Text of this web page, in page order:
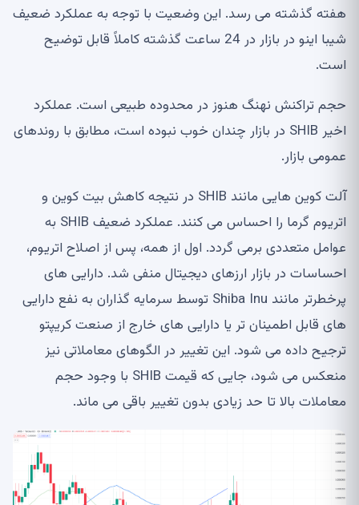
هفته گذشته می رسد. این وضعیت با توجه به عملکرد ضعیف
شیبا اینو در بازار در 24 ساعت گذشته کاملاً قابل توضیح
است.
حجم تراکنش نهنگ هنوز در محدوده طبیعی است. عملکرد
اخیر SHIB در بازار چندان خوب نبوده است، مطابق با روندهای
عمومی بازار.
آلت کوین هایی مانند SHIB در نتیجه کاهش بیت کوین و
اتریوم گرما را احساس می کنند. عملکرد ضعیف SHIB به
عوامل متعددی برمی گردد. اول از همه، پس از اصلاح اتریوم،
احساسات در بازار ارزهای دیجیتال منفی شد. دارایی های
پرخطرتر مانند Shiba Inu توسط سرمایه گذاران به نفع دارایی
های قابل اطمینان تر یا دارایی های خارج از صنعت کریپتو
ترجیح داده می شود. این تغییر در الگوهای معاملاتی نیز
منعکس می شود، جایی که قیمت SHIB با وجود حجم
معاملات بالا تا حد زیادی بدون تغییر باقی می ماند.